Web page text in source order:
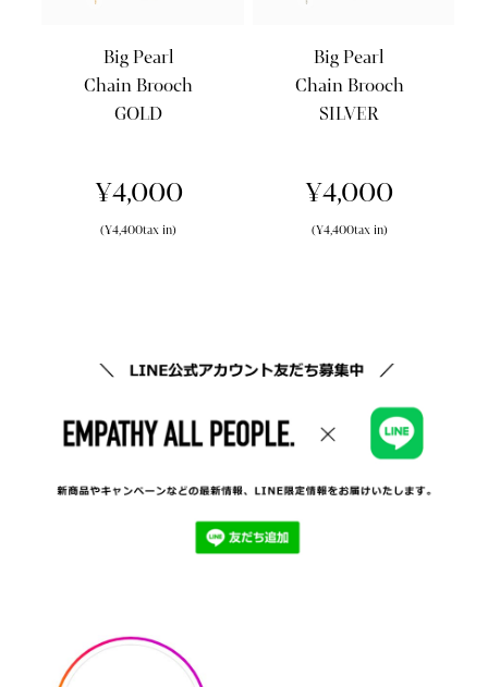
Big Pearl
Chain Brooch
GOLD
¥4,000
(¥4,400tax in)
Big Pearl
Chain Brooch
SILVER
¥4,000
(¥4,400tax in)